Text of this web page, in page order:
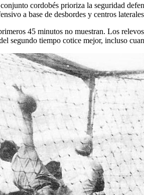
cordobés prioriza la seguridad
a base de desbordes y centros
45 minutos no muestran. Los
segundo tiempo cotice mejor, incluso